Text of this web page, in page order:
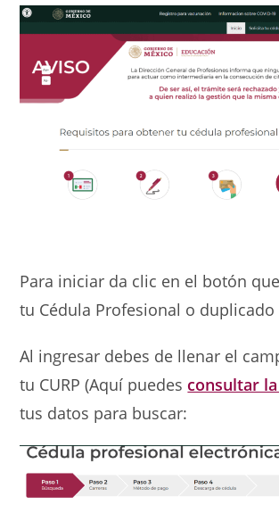
Para iniciar da clic en el botón
tu Cédula Profesional o duplicado
Al ingresar debes de llenar el
tu CURP (Aquí puedes consultar la
tus datos para buscar: